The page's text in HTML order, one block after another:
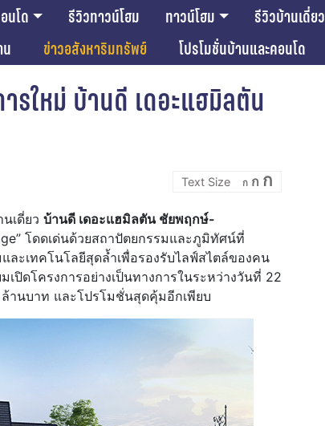
นโด รีวิวทาวน์โฮม ทาวน์โฮม รีวิวบ้านเดี่ยว
ข่าวอสังหาริมทรัพย์ โปรโมชั่นบ้านและคอนโด
รใหม่ บ้านดี เดอะแฮมิลตัน
ก
Decrease
font
size.
ก Reset
font
ก
เดี่ยว บ้านดี เดอะแฮมิลตัน ชัยพฤกษ์-
โดดเด่นด้วยสถาปัตยกรรมและภูมิทัศน์ที่
ะเทคโนโลยีสุดล้ำเพื่อรองรับไลฟ์สไตล์ของคน
เปิดโครงการอย่างเป็นทางการในระหว่างวันที่ 22
านบาท และโปรโมชั่นสุดคุ้มอีกเพียบ